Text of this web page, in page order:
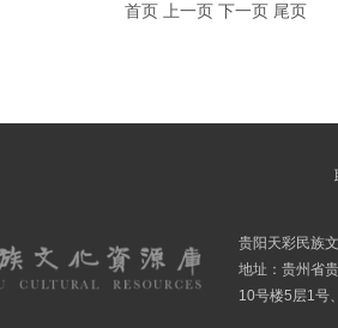
首页 上一页 下一页 尾页
贵阳天彩民族
地址：贵州省
10号楼5层1号